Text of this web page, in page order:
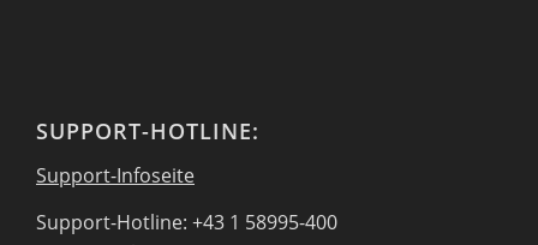
SUPPORT-HOTLINE:
Support-Infoseite
Support-Hotline: +43 1 58995-400